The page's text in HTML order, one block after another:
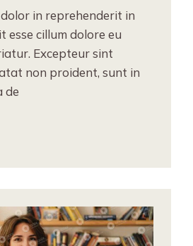
in reprehenderit in
esse cillum dolore eu
Excepteur sint
non proident, sunt in
de